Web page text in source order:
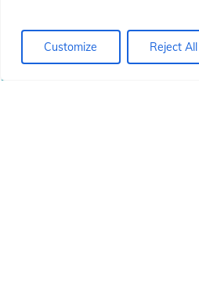
Customize Reject All